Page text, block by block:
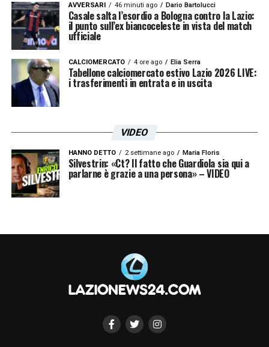
ISCRIVIMI
Accetto laPrivacy Policy
LA PLAYLIST DELLE NOSTRE TOP NEWS
AVVERSARI 46 minuti ago Dario Bartolucci
Casale salta l’esordio a Bologna contro la Lazio:
il punto sull’ex biancoceleste in vista del match
ufficiale
CALCIOMERCATO 4 ore ago Elia Serra
Tabellone calciomercato estivo Lazio 2026 LIVE:
i trasferimenti in entrata e in uscita
VIDEO
HANNO DETTO 2 settimane ago Maria Floris
Silvestrin: «Ct? Il fatto che Guardiola sia qui a
parlarne è grazie a una persona» – VIDEO